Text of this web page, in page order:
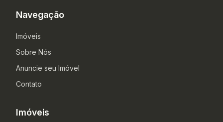
Navegação
Imóveis
Sobre Nós
Anuncie seu Imóvel
Contato
Imóveis